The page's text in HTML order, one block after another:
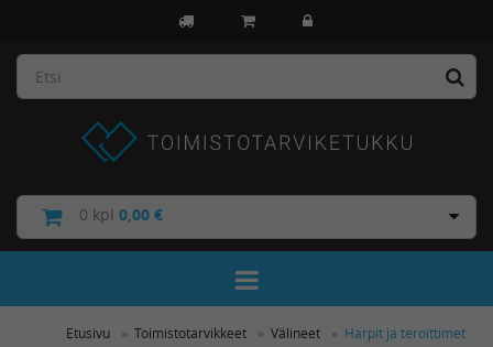
0 kpl 0,00 €
Toggle Navigation
Etusivu Toimistotarvikkeet Välineet Harpit ja teroittimet